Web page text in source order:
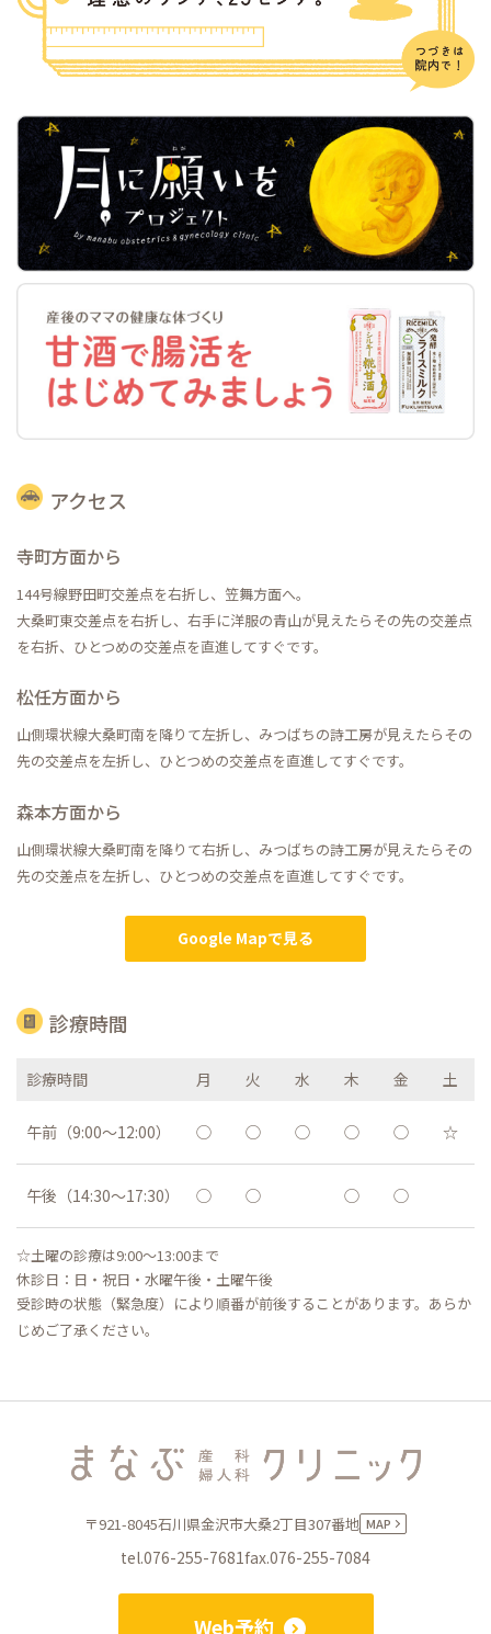
アクセス
寺町方面から
144号線野田町交差点を右折し、笠舞方面へ。
大桑町東交差点を右折し、右手に洋服の青山が見えたらその先の交差点
を右折、ひとつめの交差点を直進してすぐです。
松任方面から
山側環状線大桑町南を降りて左折し、みつばちの詩工房が見えたらその
先の交差点を左折し、ひとつめの交差点を直進してすぐです。
森本方面から
山側環状線大桑町南を降りて右折し、みつばちの詩工房が見えたらその
先の交差点を左折し、ひとつめの交差点を直進してすぐです。
Google Mapで見る
診療時間
診療時間 月 火 水 木 金 土
午前（9:00〜12:00） ◯ ◯ ◯ ◯ ◯ ☆
午後（14:30〜17:30） ◯ ◯ ◯ ◯
☆土曜の診療は9:00〜13:00まで
休診日：日・祝日・水曜午後・土曜午後
受診時の状態（緊急度）により順番が前後することがあります。あらか
じめご了承ください。
〒921-8045石川県金沢市大桑2丁目307番地 MAP
tel.076-255-7681fax.076-255-7084
Web予約